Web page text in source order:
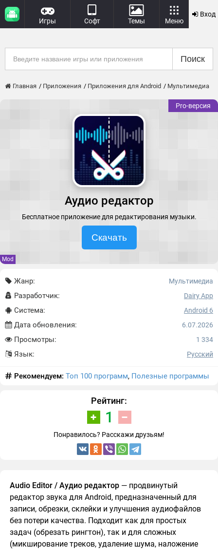
Игры Софт Темы Меню
Вход
Поиск
Главная Приложения Приложения для Android Мультимедиа
Pro-версия
Аудио редактор
Бесплатное приложение для редактирования музыки.
Скачать
Mod
Жанр: Мультимедиа
Разработчик: Dairy App
Система: Android 6
Дата обновления: 6.07.2026
Просмотры: 1 334
Язык: Русский
Рекомендуем: Топ 100 программ, Полезные программы
Рейтинг:
1
Понравилось? Расскажи друзьям!
Audio Editor / Аудио редактор — продвинутый
редактор звука для Android, предназначенный для
записи, обрезки, склейки и улучшения аудиофайлов
без потери качества. Подходит как для простых
задач (обрезать рингтон), так и для сложных
(микширование треков, удаление шума, наложение